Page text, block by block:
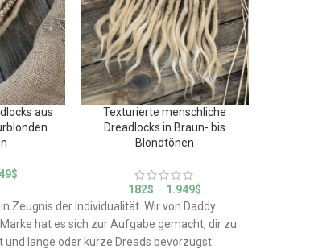
aus
$
Texturierte menschliche
Dreadlocks in Braun- bis
Blondtönen
182$ – 1.949$
Zeugnis der Individualität. Wir von Daddy
hat es sich zur Aufgabe gemacht, dir zu
lange oder kurze Dreads bevorzugst.